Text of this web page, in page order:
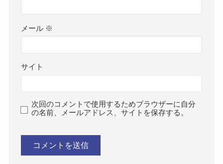
メール ※
サイト
次回のコメントで使用するためブラウザーに自分
の名前、メールアドレス、サイトを保存する。